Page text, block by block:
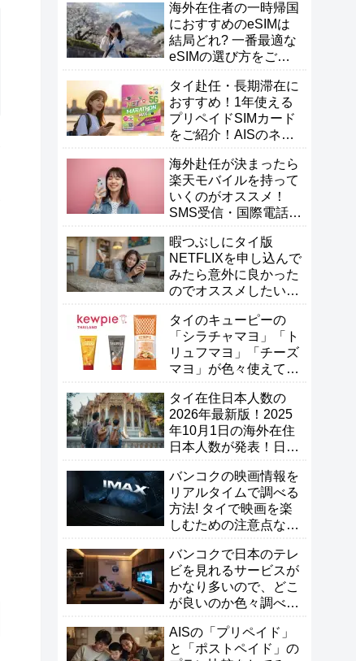
海外在住者の一時帰国
におすすめのeSIMは
結局どれ? 一番最適な
eSIMの選び方をご紹
タイ赴任・長期滞在に
おすすめ！1年使える
プリペイドSIMカード
をご紹介！AISのネッ
海外赴任が決まったら
楽天モバイルを持って
いくのがオススメ！
SMS受信・国際電話・
暇つぶしにタイ版
NETFLIXを申し込んで
みたら意外に良かった
のでオススメしたい！
タイのキューピーの
「シラチャマヨ」「ト
リュフマヨ」「チーズ
マヨ」が色々使えて便
い！
タイ在住日本人数の
2026年最新版！2025
年10月1日の海外在住
日本人数が発表！日本
バンコクの映画情報を
リアルタイムで調べる
方法! タイで映画を楽
しむための注意点な
バンコクで日本のテレ
ビを見れるサービスが
かなり多いので、どこ
が良いのか色々調べて
AISの「プリペイド」
と「ポストペイド」の